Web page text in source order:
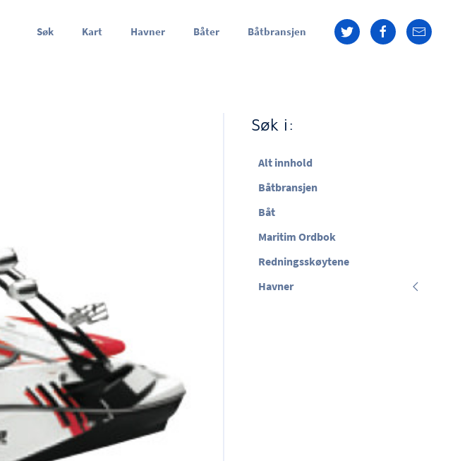
Søk Kart Havner Båter Båtbransjen
Søk i:
Alt innhold
Båtbransjen
Båt
Maritim Ordbok
Redningsskøytene
Havner